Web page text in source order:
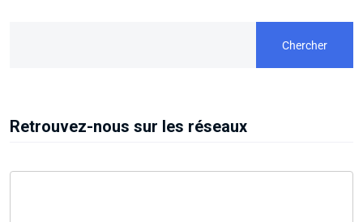
Chercher
Retrouvez-nous sur les réseaux